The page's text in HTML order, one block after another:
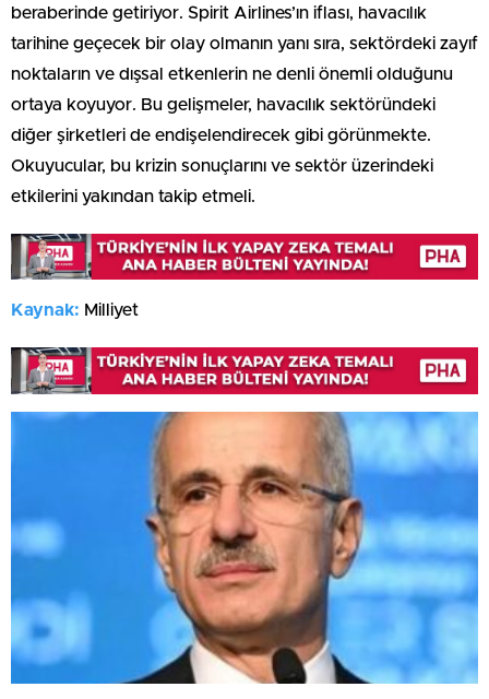
beraberinde getiriyor. Spirit Airlines’ın iflası, havacılık
tarihine geçecek bir olay olmanın yanı sıra, sektördeki zayıf
noktaların ve dışsal etkenlerin ne denli önemli olduğunu
ortaya koyuyor. Bu gelişmeler, havacılık sektöründeki
diğer şirketleri de endişelendirecek gibi görünmekte.
Okuyucular, bu krizin sonuçlarını ve sektör üzerindeki
etkilerini yakından takip etmeli.
Kaynak: Milliyet